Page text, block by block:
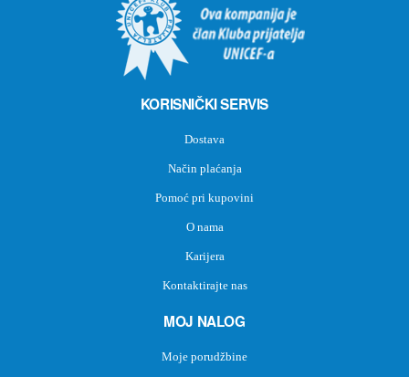
KORISNIČKI SERVIS
Dostava
Način plaćanja
Pomoć pri kupovini
O nama
Karijera
Kontaktirajte nas
MOJ NALOG
Moje porudžbine